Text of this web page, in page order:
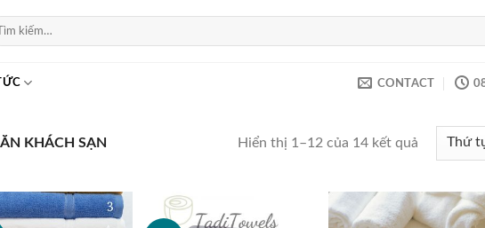
CONTACT
KHÁCH SẠN Hiển thị 1–12 của 14 kết quả